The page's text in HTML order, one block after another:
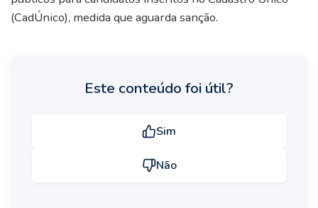
(CadÚnico), medida que aguarda sanção.
Este conteúdo foi útil?
Sim
Não